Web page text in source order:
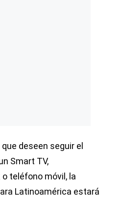
deseen seguir el
Smart TV,
teléfono móvil, la
Latinoamérica estará